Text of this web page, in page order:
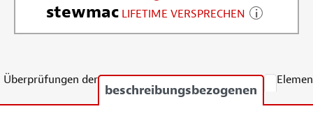
stewmac LIFETIME VERSPRECHEN
Überprüfungen der
beschreibungsbezogenen